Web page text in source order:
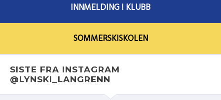
INNMELDING I KLUBB
SOMMERSKISKOLEN
SISTE FRA INSTAGRAM
@LYNSKI_LANGRENN